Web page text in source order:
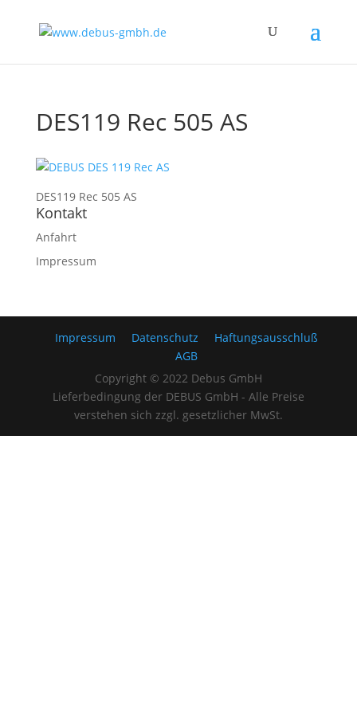
DES119 Rec 505 AS
DES119 Rec 505 AS
Kontakt
Anfahrt
Impressum
Impressum Datenschutz
Haftungsausschluß
AGB
Copyright © 2022 Debus GmbH
Lieferbedingung der DEBUS GmbH - Alle Preise
verstehen sich zzgl. gesetzlicher MwSt.